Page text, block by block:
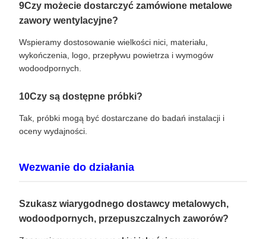
9Czy możecie dostarczyć zamówione metalowe
zawory wentylacyjne?
Wspieramy dostosowanie wielkości nici, materiału,
wykończenia, logo, przepływu powietrza i wymogów
wodoodpornych.
10Czy są dostępne próbki?
Tak, próbki mogą być dostarczane do badań instalacji i
oceny wydajności.
Wezwanie do działania
Szukasz wiarygodnego dostawcy metalowych,
wodoodpornych, przepuszczalnych zaworów?